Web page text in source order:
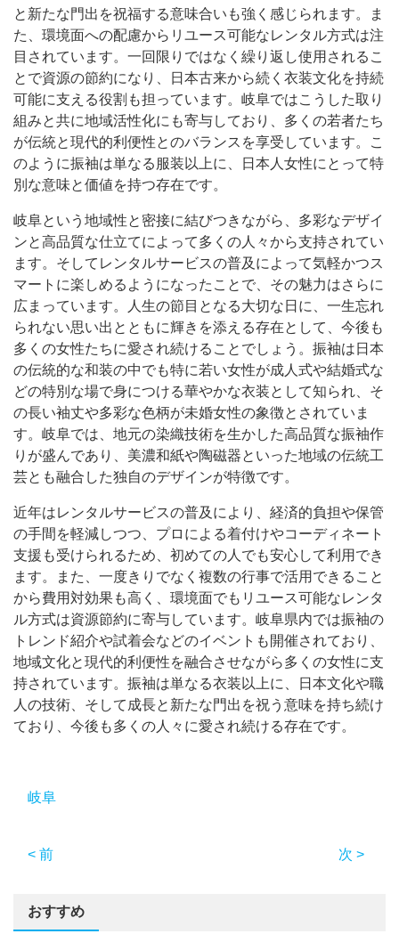
と新たな門出を祝福する意味合いも強く感じられます。ま
た、環境面への配慮からリユース可能なレンタル方式は注
目されています。一回限りではなく繰り返し使用されるこ
とで資源の節約になり、日本古来から続く衣装文化を持続
可能に支える役割も担っています。岐阜ではこうした取り
組みと共に地域活性化にも寄与しており、多くの若者たち
が伝統と現代的利便性とのバランスを享受しています。こ
のように振袖は単なる服装以上に、日本人女性にとって特
別な意味と価値を持つ存在です。
岐阜という地域性と密接に結びつきながら、多彩なデザイ
ンと高品質な仕立てによって多くの人々から支持されてい
ます。そしてレンタルサービスの普及によって気軽かつス
マートに楽しめるようになったことで、その魅力はさらに
広まっています。人生の節目となる大切な日に、一生忘れ
られない思い出とともに輝きを添える存在として、今後も
多くの女性たちに愛され続けることでしょう。振袖は日本
の伝統的な和装の中でも特に若い女性が成人式や結婚式な
どの特別な場で身につける華やかな衣装として知られ、そ
の長い袖丈や多彩な色柄が未婚女性の象徴とされていま
す。岐阜では、地元の染織技術を生かした高品質な振袖作
りが盛んであり、美濃和紙や陶磁器といった地域の伝統工
芸とも融合した独自のデザインが特徴です。
近年はレンタルサービスの普及により、経済的負担や保管
の手間を軽減しつつ、プロによる着付けやコーディネート
支援も受けられるため、初めての人でも安心して利用でき
ます。また、一度きりでなく複数の行事で活用できること
から費用対効果も高く、環境面でもリユース可能なレンタ
ル方式は資源節約に寄与しています。岐阜県内では振袖の
トレンド紹介や試着会などのイベントも開催されており、
地域文化と現代的利便性を融合させながら多くの女性に支
持されています。振袖は単なる衣装以上に、日本文化や職
人の技術、そして成長と新たな門出を祝う意味を持ち続け
ており、今後も多くの人々に愛され続ける存在です。
岐阜
< 前 次 >
おすすめ